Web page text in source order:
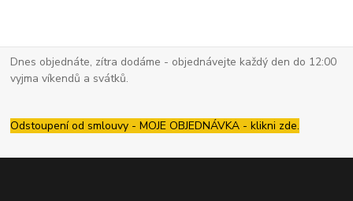
Dnes objednáte, zítra dodáme - objednávejte každý den do 12:00
vyjma víkendů a svátků.
Odstoupení od smlouvy - MOJE OBJEDNÁVKA - klikni zde.